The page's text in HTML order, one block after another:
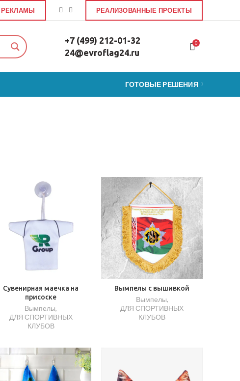
РЕКЛАМЫ РЕАЛИЗОВАННЫЕ ПРОЕКТЫ
+7 (499) 212-01-32
24@evroflag24.ru
0
ГОТОВЫЕ РЕШЕНИЯ
Сувенирная маечка на
присоске
Вымпелы,
ДЛЯ СПОРТИВНЫХ
КЛУБОВ
Вымпелы с вышивкой
Вымпелы,
ДЛЯ СПОРТИВНЫХ
КЛУБОВ